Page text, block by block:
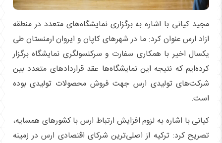
مجید کیانی با اشاره به برگزاری نمایشگاه‌های متعدد در منطقه
ازاد ارس عنوان کرد: ما در شهر‌های کاپان و ایروان ارمنستان طی
یکسال اخیر با همکاری سفارت و سرکنسولگری نمایشگاه برگزار
کرده‌ایم که نتیجه این نمایشگاه‌ها عقد قرارداد‌های متعدد بین
شرکت‌های تولیدی ارس جهت فروش محصولات تولیدی بوده
است.
کیانی با اشاره به لزوم افزایش ارتباط ارس با کشور‌های همسایه،
تصریح کرد: ترکیه از اصلی‌ترین شرکای اقتصادی ارس در زمینه